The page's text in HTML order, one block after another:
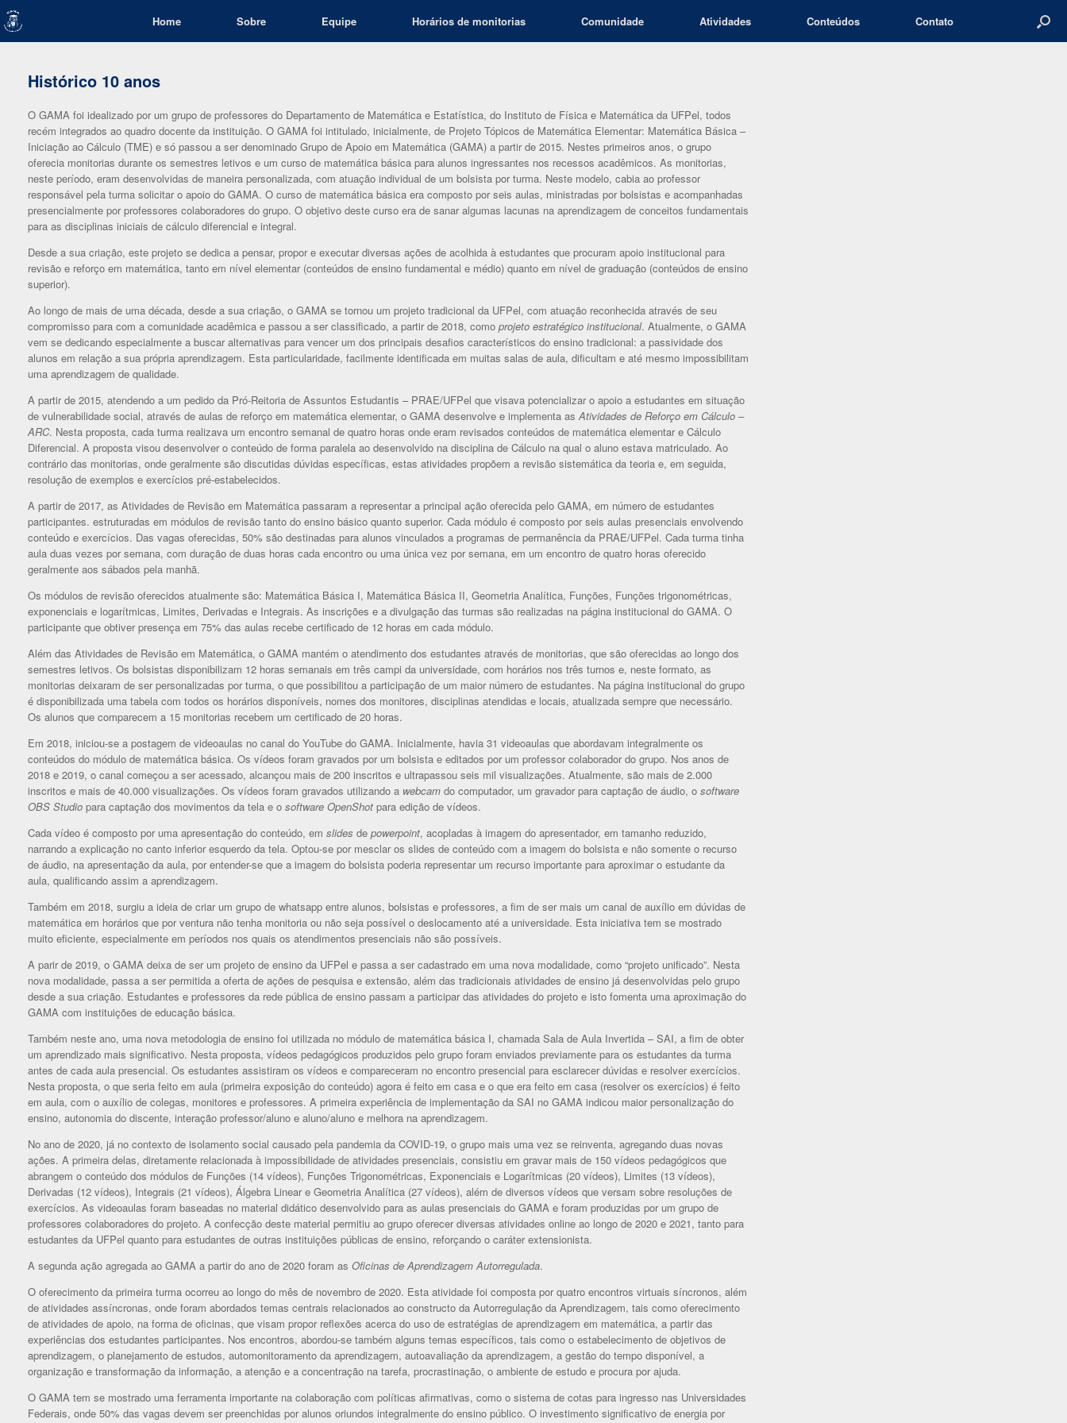
Skip
to
content
Home Sobre Equipe Horários de monitorias Comunidade Atividades Conteúdos Contato
Histórico 10 anos
O GAMA foi idealizado por um grupo de professores do Departamento de Matemática e Estatística, do Instituto de Física e Matemática da UFPel, todos
recém integrados ao quadro docente da instituição. O GAMA foi intitulado, inicialmente, de Projeto Tópicos de Matemática Elementar: Matemática Básica –
Iniciação ao Cálculo (TME) e só passou a ser denominado Grupo de Apoio em Matemática (GAMA) a partir de 2015. Nestes primeiros anos, o grupo
oferecia monitorias durante os semestres letivos e um curso de matemática básica para alunos ingressantes nos recessos acadêmicos. As monitorias,
neste período, eram desenvolvidas de maneira personalizada, com atuação individual de um bolsista por turma. Neste modelo, cabia ao professor
responsável pela turma solicitar o apoio do GAMA. O curso de matemática básica era composto por seis aulas, ministradas por bolsistas e acompanhadas
presencialmente por professores colaboradores do grupo. O objetivo deste curso era de sanar algumas lacunas na aprendizagem de conceitos fundamentais
para as disciplinas iniciais de cálculo diferencial e integral.
Desde a sua criação, este projeto se dedica a pensar, propor e executar diversas ações de acolhida à estudantes que procuram apoio institucional para
revisão e reforço em matemática, tanto em nível elementar (conteúdos de ensino fundamental e médio) quanto em nível de graduação (conteúdos de ensino
superior).
Ao longo de mais de uma década, desde a sua criação, o GAMA se tornou um projeto tradicional da UFPel, com atuação reconhecida através de seu
compromisso para com a comunidade acadêmica e passou a ser classificado, a partir de 2018, como projeto estratégico institucional. Atualmente, o GAMA
vem se dedicando especialmente a buscar alternativas para vencer um dos principais desafios característicos do ensino tradicional: a passividade dos
alunos em relação a sua própria aprendizagem. Esta particularidade, facilmente identificada em muitas salas de aula, dificultam e até mesmo impossibilitam
uma aprendizagem de qualidade.
A partir de 2015, atendendo a um pedido da Pró-Reitoria de Assuntos Estudantis – PRAE/UFPel que visava potencializar o apoio a estudantes em situação
de vulnerabilidade social, através de aulas de reforço em matemática elementar, o GAMA desenvolve e implementa asAtividades de Reforço em Cálculo –
ARC. Nesta proposta, cada turma realizava um encontro semanal de quatro horas onde eram revisados conteúdos de matemática elementar e Cálculo
Diferencial. A proposta visou desenvolver o conteúdo de forma paralela ao desenvolvido na disciplina de Cálculo na qual o aluno estava matriculado. Ao
contrário das monitorias, onde geralmente são discutidas dúvidas específicas, estas atividades propõem a revisão sistemática da teoria e, em seguida,
resolução de exemplos e exercícios pré-estabelecidos.
A partir de 2017, as Atividades de Revisão em Matemática passaram a representar a principal ação oferecida pelo GAMA, em número de estudantes
participantes. estruturadas em módulos de revisão tanto do ensino básico quanto superior. Cada módulo é composto por seis aulas presenciais envolvendo
conteúdo e exercícios. Das vagas oferecidas, 50% são destinadas para alunos vinculados a programas de permanência da PRAE/UFPel. Cada turma tinha
aula duas vezes por semana, com duração de duas horas cada encontro ou uma única vez por semana, em um encontro de quatro horas oferecido
geralmente aos sábados pela manhã.
Os módulos de revisão oferecidos atualmente são: Matemática Básica I, Matemática Básica II, Geometria Analítica, Funções, Funções trigonométricas,
exponenciais e logarítmicas, Limites, Derivadas e Integrais. As inscrições e a divulgação das turmas são realizadas na página institucional do GAMA. O
participante que obtiver presença em 75% das aulas recebe certificado de 12 horas em cada módulo.
Além das Atividades de Revisão em Matemática, o GAMA mantém o atendimento dos estudantes através de monitorias, que são oferecidas ao longo dos
semestres letivos. Os bolsistas disponibilizam 12 horas semanais em três campi da universidade, com horários nos três turnos e, neste formato, as
monitorias deixaram de ser personalizadas por turma, o que possibilitou a participação de um maior número de estudantes. Na página institucional do grupo
é disponibilizada uma tabela com todos os horários disponíveis, nomes dos monitores, disciplinas atendidas e locais, atualizada sempre que necessário.
Os alunos que comparecem a 15 monitorias recebem um certificado de 20 horas.
Em 2018, iniciou-se a postagem de videoaulas no canal do YouTube do GAMA. Inicialmente, havia 31 videoaulas que abordavam integralmente os
conteúdos do módulo de matemática básica. Os vídeos foram gravados por um bolsista e editados por um professor colaborador do grupo. Nos anos de
2018 e 2019, o canal começou a ser acessado, alcançou mais de 200 inscritos e ultrapassou seis mil visualizações. Atualmente, são mais de 2.000
inscritos e mais de 40.000 visualizações. Os vídeos foram gravados utilizando a webcam do computador, um gravador para captação de áudio, o software
OBS Studio para captação dos movimentos da tela e o software OpenShot para edição de vídeos.
Cada vídeo é composto por uma apresentação do conteúdo, em slides de powerpoint, acopladas à imagem do apresentador, em tamanho reduzido,
narrando a explicação no canto inferior esquerdo da tela. Optou-se por mesclar os slides de conteúdo com a imagem do bolsista e não somente o recurso
de áudio, na apresentação da aula, por entender-se que a imagem do bolsista poderia representar um recurso importante para aproximar o estudante da
aula, qualificando assim a aprendizagem.
Também em 2018, surgiu a ideia de criar um grupo de whatsapp entre alunos, bolsistas e professores, a fim de ser mais um canal de auxílio em dúvidas de
matemática em horários que por ventura não tenha monitoria ou não seja possível o deslocamento até a universidade. Esta iniciativa tem se mostrado
muito eficiente, especialmente em períodos nos quais os atendimentos presenciais não são possíveis.
A parir de 2019, o GAMA deixa de ser um projeto de ensino da UFPel e passa a ser cadastrado em uma nova modalidade, como “projeto unificado”. Nesta
nova modalidade, passa a ser permitida a oferta de ações de pesquisa e extensão, além das tradicionais atividades de ensino já desenvolvidas pelo grupo
desde a sua criação. Estudantes e professores da rede pública de ensino passam a participar das atividades do projeto e isto fomenta uma aproximação do
GAMA com instituições de educação básica.
Também neste ano, uma nova metodologia de ensino foi utilizada no módulo de matemática básica I, chamada Sala de Aula Invertida – SAI, a fim de obter
um aprendizado mais significativo. Nesta proposta, vídeos pedagógicos produzidos pelo grupo foram enviados previamente para os estudantes da turma
antes de cada aula presencial. Os estudantes assistiram os vídeos e compareceram no encontro presencial para esclarecer dúvidas e resolver exercícios.
Nesta proposta, o que seria feito em aula (primeira exposição do conteúdo) agora é feito em casa e o que era feito em casa (resolver os exercícios) é feito
em aula, com o auxílio de colegas, monitores e professores. A primeira experiência de implementação da SAI no GAMA indicou maior personalização do
ensino, autonomia do discente, interação professor/aluno e aluno/aluno e melhora na aprendizagem.
No ano de 2020, já no contexto de isolamento social causado pela pandemia da COVID-19, o grupo mais uma vez se reinventa, agregando duas novas
ações. A primeira delas, diretamente relacionada à impossibilidade de atividades presenciais, consistiu em gravar mais de 150 vídeos pedagógicos que
abrangem o conteúdo dos módulos de Funções (14 vídeos), Funções Trigonométricas, Exponenciais e Logarítmicas (20 vídeos), Limites (13 vídeos),
Derivadas (12 vídeos), Integrais (21 vídeos), Álgebra Linear e Geometria Analítica (27 vídeos), além de diversos vídeos que versam sobre resoluções de
exercícios. As videoaulas foram baseadas no material didático desenvolvido para as aulas presenciais do GAMA e foram produzidas por um grupo de
professores colaboradores do projeto. A confecção deste material permitiu ao grupo oferecer diversas atividades online ao longo de 2020 e 2021, tanto para
estudantes da UFPel quanto para estudantes de outras instituições públicas de ensino, reforçando o caráter extensionista.
A segunda ação agregada ao GAMA a partir do ano de 2020 foram as Oficinas de AprendizagemAutorregulada.
O oferecimento da primeira turma ocorreu ao longo do mês de novembro de 2020. Esta atividade foi composta por quatro encontros virtuais síncronos, além
de atividades assíncronas, onde foram abordados temas centrais relacionados ao constructo da Autorregulação da Aprendizagem, tais como oferecimento
de atividades de apoio, na forma de oficinas, que visam propor reflexões acerca do uso de estratégias de aprendizagem em matemática, a partir das
experiências dos estudantes participantes. Nos encontros, abordou-se também alguns temas específicos, tais como o estabelecimento de objetivos de
aprendizagem, o planejamento de estudos, automonitoramento da aprendizagem, autoavaliação da aprendizagem, a gestão do tempo disponível, a
organização e transformação da informação, a atenção e a concentração na tarefa, procrastinação, o ambiente de estudo e procura por ajuda.
O GAMA tem se mostrado uma ferramenta importante na colaboração com políticas afirmativas, como o sistema de cotas para ingresso nas Universidades
Federais, onde 50% das vagas devem ser preenchidas por alunos oriundos integralmente do ensino público. O investimento significativo de energia por